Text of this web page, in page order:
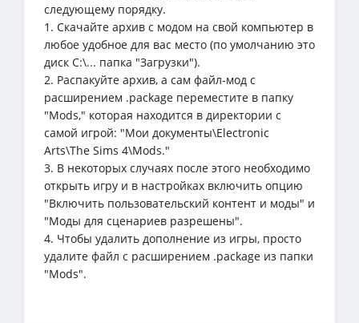
следующему порядку.
1. Скачайте архив с модом на свой компьютер в
любое удобное для вас место (по умолчанию это
диск C:\... папка "Загрузки").
2. Распакуйте архив, а сам файл-мод с
расширением .package переместите в папку
"Mods," которая находится в директории с
самой игрой: "Мои документы\Electronic
Arts\The Sims 4\Mods."
3. В некоторых случаях после этого необходимо
открыть игру и в настройках включить опцию
"Включить пользовательский контент и моды" и
"Моды для сценариев разрешены".
4. Чтобы удалить дополнение из игры, просто
удалите файл с расширением .package из папки
"Mods".